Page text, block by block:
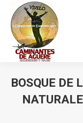
BOSQUE DE